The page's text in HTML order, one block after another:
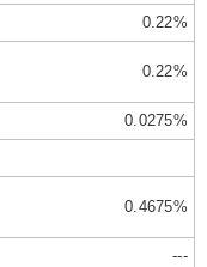
0.22%
0.22%
0.0275%
0.4675%
---